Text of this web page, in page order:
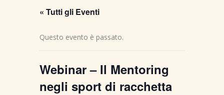
« Tutti gli Eventi
Questo evento è passato.
Webinar – Il Mentoring
negli sport di racchetta